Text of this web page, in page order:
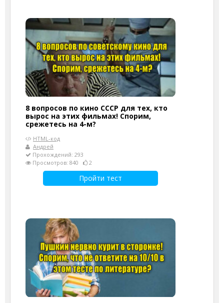
8 вопросов по кино СССР для тех, кто
вырос на этих фильмах! Спорим,
срежетесь на 4-м?
HTML-код
Андрей
Прохождений: 293
Просмотров: 840
2
Пройти тест